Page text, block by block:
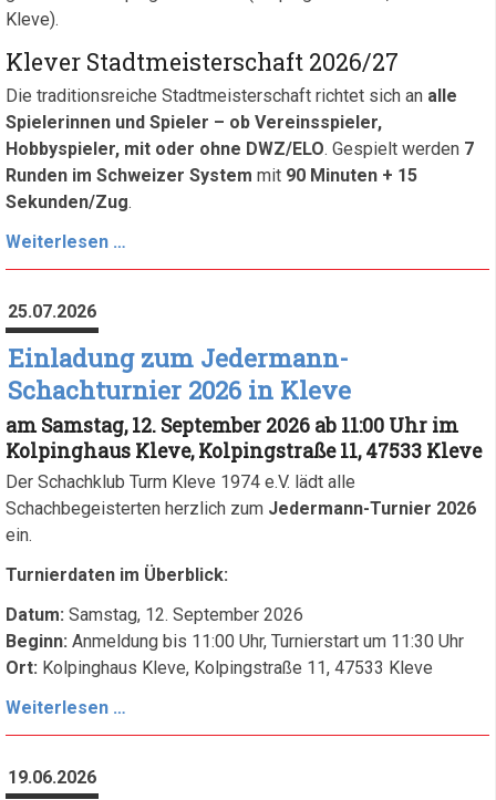
Kleve).
Klever Stadtmeisterschaft 2026/27
Die traditionsreiche Stadtmeisterschaft richtet sich an alle
Spielerinnen und Spieler – ob Vereinsspieler,
Hobbyspieler, mit oder ohne DWZ/ELO. Gespielt werden 7
Runden im Schweizer System mit 90 Minuten + 15
Sekunden/Zug.
Weiterlesen …
zur
25.07.2026
Einladung zum Jedermann-
Schachturnier 2026 in Kleve
am Samstag, 12. September 2026 ab 11:00 Uhr im
Kolpinghaus Kleve, Kolpingstraße 11, 47533 Kleve
Der Schachklub Turm Kleve 1974 e.V. lädt alle
Schachbegeisterten herzlich zum Jedermann-Turnier 2026
ein.
Turnierdaten im Überblick:
Datum: Samstag, 12. September 2026
Beginn: Anmeldung bis 11:00 Uhr, Turnierstart um 11:30 Uhr
Ort: Kolpinghaus Kleve, Kolpingstraße 11, 47533 Kleve
Weiterlesen …
zum
19.06.2026